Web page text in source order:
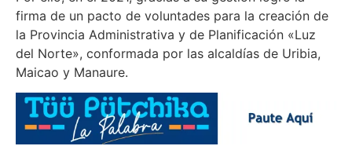
firma de un pacto de voluntades para la creación de
la Provincia Administrativa y de Planificación «Luz
del Norte», conformada por las alcaldías de Uribia,
Maicao y Manaure.